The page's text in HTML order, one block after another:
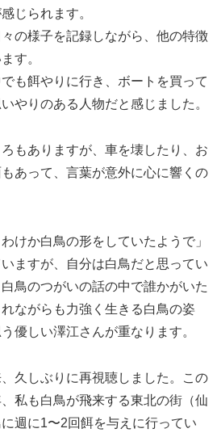
じられます。
の様子を記録しながら、他の特徴
す。
も餌やりに行き、ボートを買って
やりのある人物だと感じました。
もありますが、車を壊したり、お
あって、言葉が意外に心に響くの
けか白鳥の形をしていたようで」
いますが、自分は白鳥だと思ってい
鳥のつがいの話の中で誰かがいた
ながらも力強く生きる白鳥の姿
優しい澤江さんが重なります。
久しぶりに再視聴しました。この
私も白鳥が飛来する東北の街（仙
週に1〜2回餌を与えに行ってい